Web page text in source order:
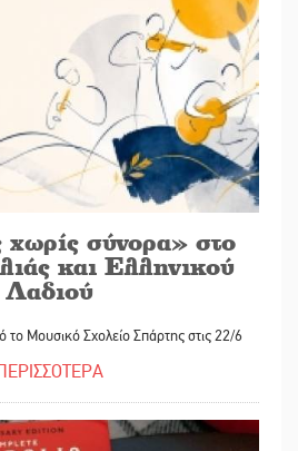
σύνορα» στο
και Ελληνικού
Λαδιού
το Μουσικό Σχολείο Σπάρτης στις 22/6